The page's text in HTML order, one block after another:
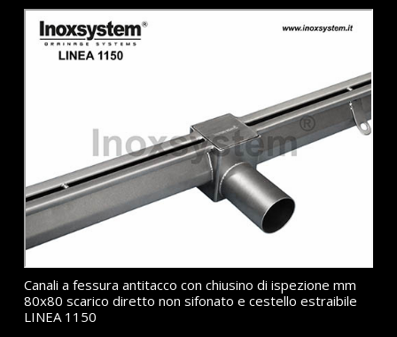
Canali a fessura antitacco con chiusino di ispezione mm
80x80 scarico diretto non sifonato e cestello estraibile
LINEA 1150